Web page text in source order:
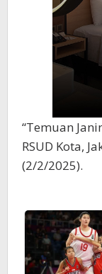
“Temuan
RSUD Kota,
(2/2/2025).